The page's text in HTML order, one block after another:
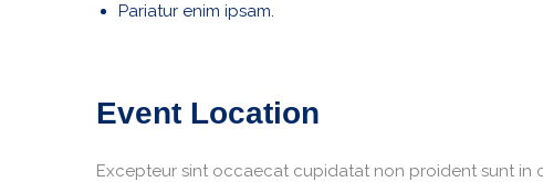
Pariatur enim ipsam.
Event Location
Excepteur sint occaecat cupidatat non proident sunt in